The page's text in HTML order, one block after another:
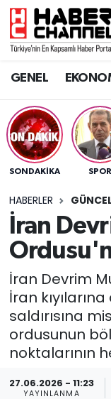
GENEL
SONDAKIKA SPOR
HABERLER
İran
İran Devrim
İran
saldırısına
ordusunun
noktalarının
27.06.2026 - 11:23
YAYINLANMA
GENEL
SPOR
SAĞLIK
EĞİTİM
SİYASET
MAGAZİN
Nöbetçi
Trafik
Süper Lig
Tüm
Son
Haber Arşivi